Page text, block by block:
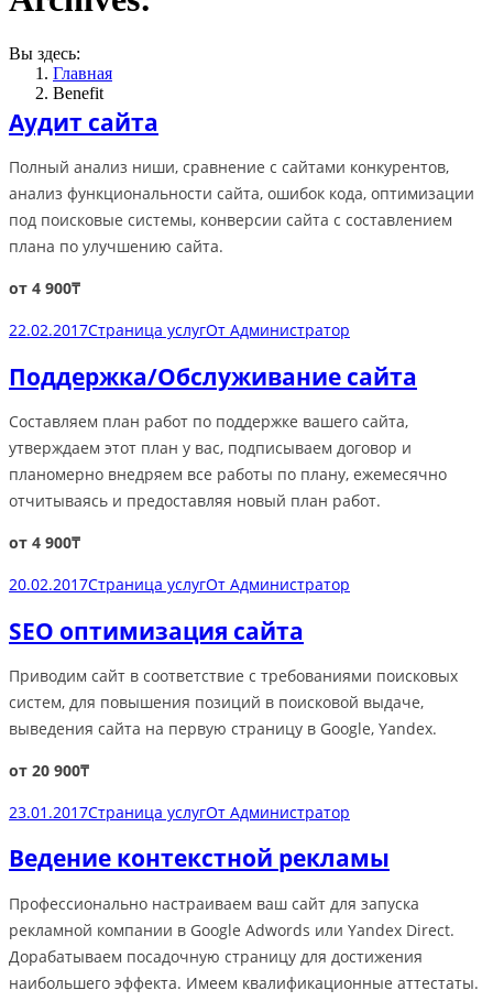
Вы здесь:
Главная
Benefit
Аудит сайта
Полный анализ ниши, сравнение с сайтами конкурентов,
анализ функциональности сайта, ошибок кода, оптимизации
под поисковые системы, конверсии сайта с составлением
плана по улучшению сайта.
от 4 900₸
22.02.2017Страница услугОт Администратор
Поддержка/Обслуживание сайта
Составляем план работ по поддержке вашего сайта,
утверждаем этот план у вас, подписываем договор и
планомерно внедряем все работы по плану, ежемесячно
отчитываясь и предоставляя новый план работ.
от 4 900₸
20.02.2017Страница услугОт Администратор
SEO оптимизация сайта
Приводим сайт в соответствие с требованиями поисковых
систем, для повышения позиций в поисковой выдаче,
выведения сайта на первую страницу в Google, Yandex.
от 20 900₸
23.01.2017Страница услугОт Администратор
Ведение контекстной рекламы
Профессионально настраиваем ваш сайт для запуска
рекламной компании в Google Adwords или Yandex Direct.
Дорабатываем посадочную страницу для достижения
наибольшего эффекта. Имеем квалификационные аттестаты.